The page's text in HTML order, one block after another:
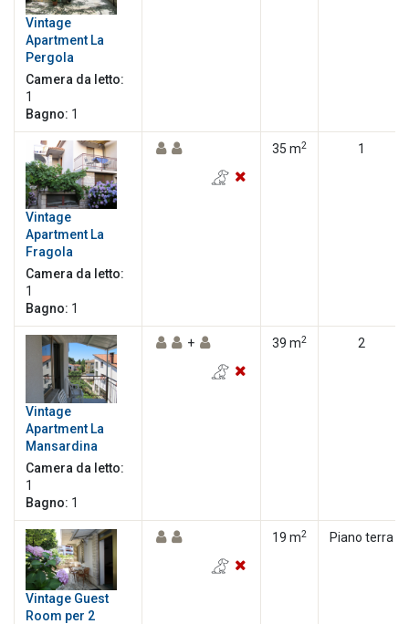
Vintage
Apartment La
Pergola
Camera da letto:
1
Bagno: 1
Vintage
Apartment La
Fragola
Camera da letto:
1
Bagno: 1
35 m2 1
Vintage
Apartment La
Mansardina
Camera da letto:
1
Bagno: 1
+ 39 m2 2
Vintage Guest
Room per 2
19 m2 Piano terra